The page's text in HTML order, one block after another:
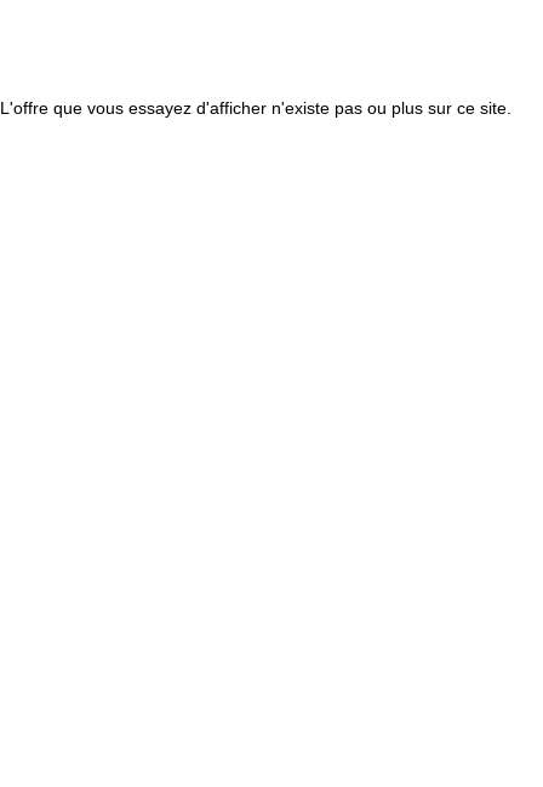
L'offre que vous essayez d'afficher n'existe pas ou plus sur ce site.